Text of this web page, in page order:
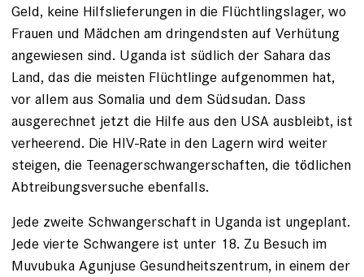
Geld, keine Hilfslieferungen in die Flüchtlingslager, wo
Frauen und Mädchen am dringendsten auf Verhütung
angewiesen sind. Uganda ist südlich der Sahara das
Land, das die meisten Flüchtlinge aufgenommen hat,
vor allem aus Somalia und dem Südsudan. Dass
ausgerechnet jetzt die Hilfe aus den USA ausbleibt, ist
verheerend. Die HIV-Rate in den Lagern wird weiter
steigen, die ­Teenagerschwangerschaften, die tödlichen
Abtreibungsversuche ebenfalls.
Jede zweite Schwangerschaft in Uganda ist ungeplant.
Jede vierte Schwangere ist unter 18. Zu Besuch im
Muvubuka Agunjuse Gesundheits­zentrum, in einem der